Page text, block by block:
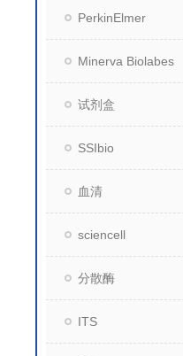
PerkinElmer
Minerva Biolabes
试剂盒
SSIbio
血清
sciencell
分散酶
ITS